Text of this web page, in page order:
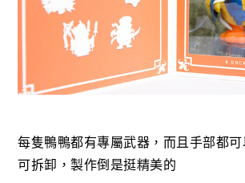
每隻鴨鴨都有專屬武器，而且手部都
可拆卸，製作倒是挺精美的